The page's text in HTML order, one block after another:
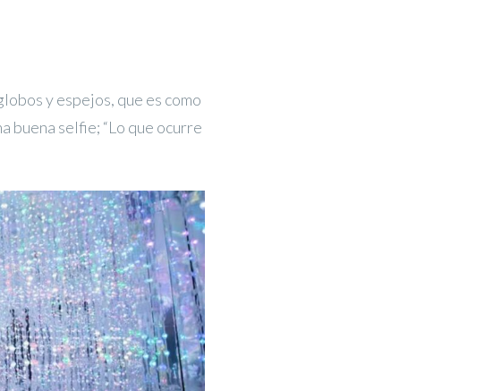
y espejos, que es como
buena selfie; “Lo que ocurre